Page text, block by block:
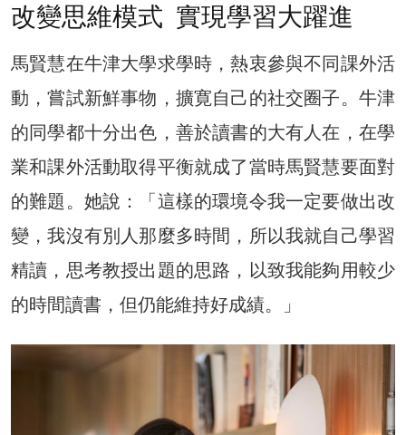
改變思維模式 實現學習大躍進
馬賢慧在牛津大學求學時，熱衷參與不同課外活
動，嘗試新鮮事物，擴寛自己的社交圈子。牛津
的同學都十分出色，善於讀書的大有人在，在學
業和課外活動取得平衡就成了當時馬賢慧要面對
的難題。她說：「這樣的環境令我一定要做出改
變，我沒有別人那麼多時間，所以我就自己學習
精讀，思考教授出題的思路，以致我能夠用較少
的時間讀書，但仍能維持好成績。」